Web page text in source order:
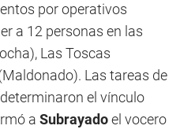
por operativos
a 12 personas en las
Las Toscas
Las tareas de
el vínculo
a Subrayadoel vocero